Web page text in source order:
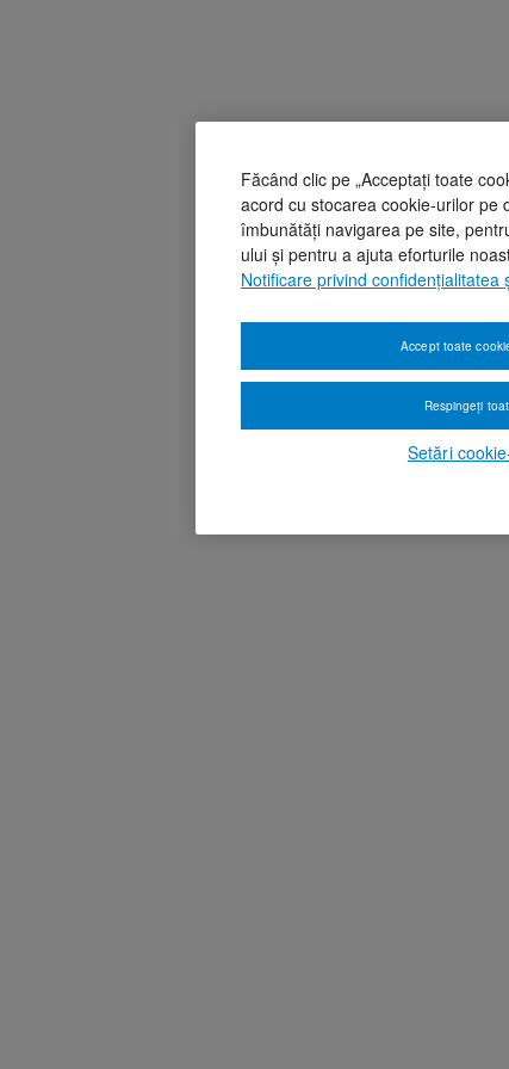
Făcând clic pe „Acceptați toate
acord cu stocarea cookie-urilor pe
îmbunătăți navigarea pe site,
ului și pentru a ajuta eforturile
Notificare privind confidențialitatea
Setări
Respingeți
Accept toate